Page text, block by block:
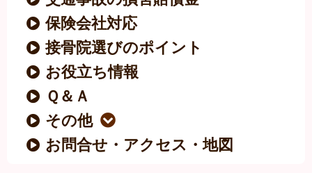
保険会社対応
接骨院選びのポイント
お役立ち情報
Ｑ＆Ａ
その他
お問合せ・アクセス・地図